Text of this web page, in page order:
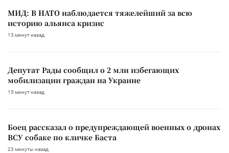
МИД: В НАТО наблюдается тяжелейший за всю
историю альянса кризис
13 минут назад
Депутат Рады сообщил о 2 млн избегающих
мобилизации граждан на Украине
15 минут назад
Боец рассказал о предупреждающей военных о дронах
ВСУ собаке по кличке Баста
23 минуты назад